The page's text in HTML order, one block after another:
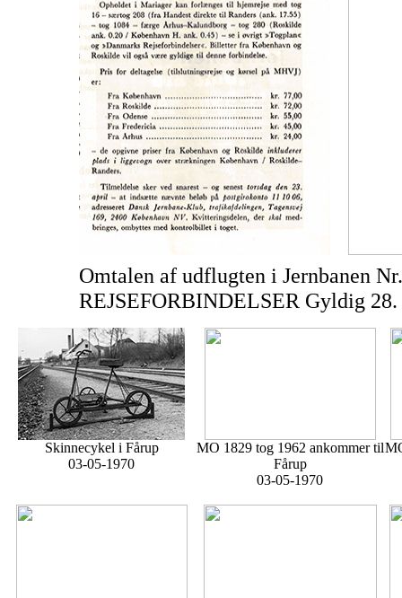
Omtalen af udflugten i Jernbanen
REJSEFORBINDELSER Gyldig
Skinnecykel i Fårup
03-05-1970
MO 1829 tog 1962 ankommer til
Fårup
03-05-1970